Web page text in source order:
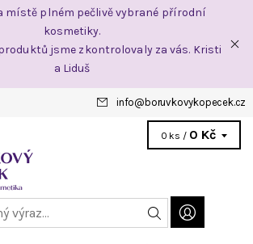
místě plném pečlivě vybrané přírodní
kosmetiky.
jsme zkontrolovaly za vás. Kristi
a Liduš
info@ boruvkovykopecek.cz
0 ks / 0 Kč